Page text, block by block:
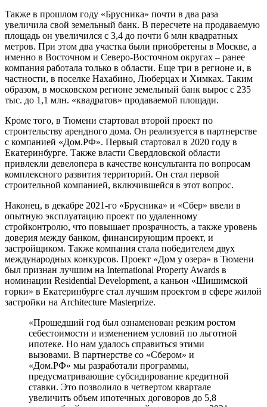
Также в прошлом году «Брусника» почти в два раза
увеличила свой земельный банк. В пересчете на продаваемую
площадь он увеличился с 3,4 до почти 6 млн квадратных
метров. При этом два участка были приобретены в Москве, а
именно в Восточном и Северо-Восточном округах – ранее
компания работала только в области. Еще три в регионе и, в
частности, в поселке Нахабино, Люберцах и Химках. Таким
образом, в московском регионе земельный банк вырос с 235
тыс. до 1,1 млн. «квадратов» продаваемой площади.
Кроме того, в Тюмени стартовал второй проект по
строительству арендного дома. Он реализуется в партнерстве
с компанией «Дом.РФ». Первый стартовал в 2020 году в
Екатеринбурге. Также власти Свердловской области
привлекли девелопера в качестве консультанта по вопросам
комплексного развития территорий. Он стал первой
строительной компанией, включившейся в этот вопрос.
Наконец, в декабре 2021-го «Брусника» и «Сбер» ввели в
опытную эксплуатацию проект по удаленному
стройконтролю, что повышает прозрачность, а также уровень
доверия между банком, финансирующим проект, и
застройщиком. Также компания стала победителем двух
международных конкурсов. Проект «Дом у озера» в Тюмени
был признан лучшим на International Property Awards в
номинации Residential Development, а каньон «Шишимской
горки» в Екатеринбурге стал лучшим проектом в сфере жилой
застройки на Architecture Masterprize.
«Прошедший год был ознаменован резким ростом
себестоимости и изменением условий по льготной
ипотеке. Но нам удалось справиться этими
вызовами. В партнерстве со «Сбером» и
«Дом.РФ» мы разработали программы,
предусматривающие субсидирование кредитной
ставки. Это позволило в четвертом квартале
увеличить объем ипотечных договоров до 5,8